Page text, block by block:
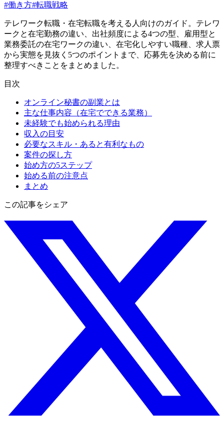
#働き方#転職戦略
テレワーク転職・在宅転職を考える人向けのガイド。テレワ
ークと在宅勤務の違い、出社頻度による4つの型、雇用型と
業務委託の在宅ワークの違い、在宅化しやすい職種、求人票
から実態を見抜く5つのポイントまで、応募先を決める前に
整理すべきことをまとめました。
目次
オンライン秘書の副業とは
主な仕事内容（在宅でできる業務）
未経験でも始められる理由
収入の目安
必要なスキル・あると有利なもの
案件の探し方
始め方の5ステップ
始める前の注意点
まとめ
この記事をシェア